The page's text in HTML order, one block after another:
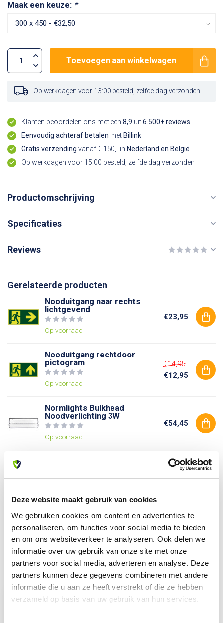
Deze website maakt gebruik van cookies
We gebruiken cookies om content en advertenties te
personaliseren, om functies voor social media te bieden
en om ons websiteverkeer te analyseren. Ook delen we
informatie over uw gebruik van onze site met onze
partners voor social media, adverteren en analyse. Deze
partners kunnen deze gegevens combineren met andere
informatie die u aan ze heeft verstrekt of die ze hebben
verzameld op basis van uw gebruik van hun services.
Maak een keuze: *
Toevoegen aan winkelwagen
Op werkdagen voor 13:00 besteld, zelfde dag verzonden
Klanten beoordelen ons met een 8,9 uit6.500+ reviews
Eenvoudig achteraf betalen met Billink
Gratis verzending vanaf € 150,- in Nederland en België
Op werkdagen voor 15:00 besteld, zelfde dag verzonden
Productomschrijving
Specificaties
Reviews
Gerelateerde producten
Nooduitgang naar rechts
lichtgevend
Op voorraad
€23,95
Nooduitgang rechtdoor
pictogram
Op voorraad
€14,95
€12,95
Normlights Bulkhead
Noodverlichting 3W
Op voorraad
€54,45
Heb je vragen over dit product?
met onze klantenservice. We helpen je graag verder!
info@allesveilig.nl
+31 (0) 6 82095086
Recent bekeken